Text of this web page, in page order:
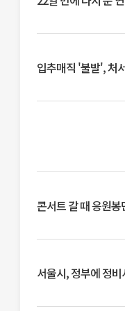
입추매직 '불발', 처
콘서트 갈 때 응원
서울시, 정부에 정